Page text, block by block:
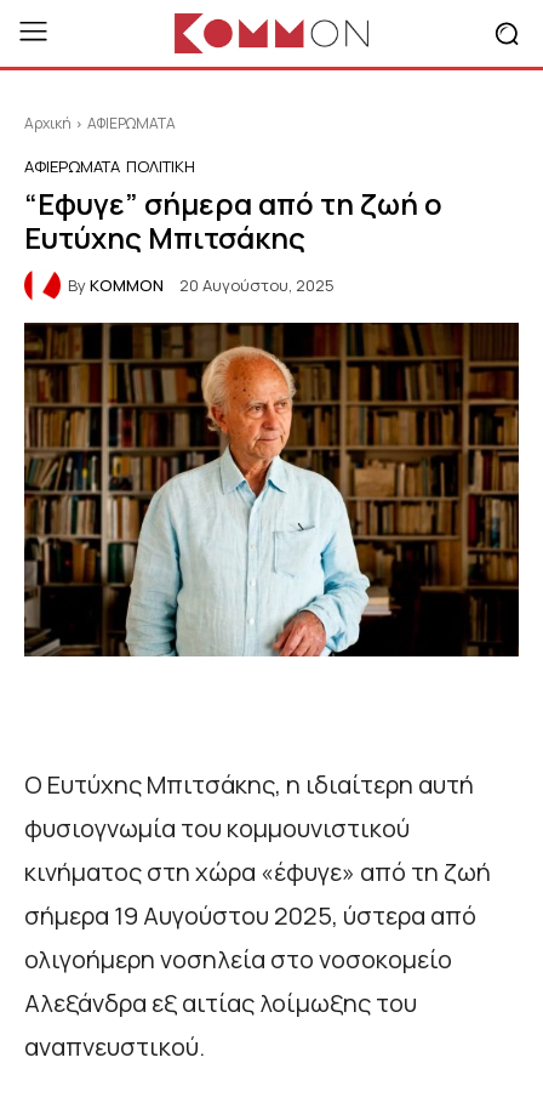
Αρχική ΑΦΙΕΡΩΜΑΤΑ
ΑΦΙΕΡΩΜΑΤΑ ΠΟΛΙΤΙΚΗ
“Εφυγε” σήμερα από τη ζωή ο
Ευτύχης Μπιτσάκης
ByKOMMON 20 Αυγούστου, 2025
Ο Ευτύχης Μπιτσάκης, η ιδιαίτερη αυτή
φυσιογνωμία του κομμουνιστικού
κινήματος στη χώρα «έφυγε» από τη ζωή
σήμερα 19 Αυγούστου 2025, ύστερα από
ολιγοήμερη νοσηλεία στο νοσοκομείο
Αλεξάνδρα εξ αιτίας λοίμωξης του
αναπνευστικού.